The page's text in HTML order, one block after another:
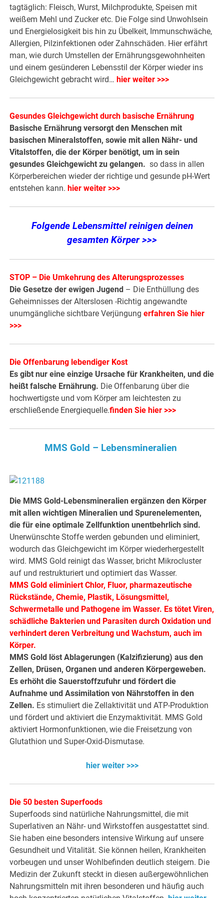
tagtäglich: Fleisch, Wurst, Milchprodukte, Speisen mit
weißem Mehl und Zucker etc. Die Folge sind Unwohlsein
und Energielosigkeit bis hin zu Übelkeit, Immunschwäche,
Allergien, Pilzinfektionen oder Zahnschäden. Hier erfährt
man, wie durch Umstellen der Ernährungsgewohnheiten
und einem gesünderen Lebensstil der Körper wieder ins
Gleichgewicht gebracht wird… hier weiter >>>
Gesundes Gleichgewicht durch basische Ernährung
Basische Ernährung versorgt den Menschen mit
basischen Mineralstoffen, sowie mit allen Nähr- und
Vitalstoffen, die der Körper benötigt, um in sein
gesundes Gleichgewicht zu gelangen. so dass in allen
Körperbereichen wieder der richtige und gesunde pH-Wert
entstehen kann.hier weiter >>>
Folgende Lebensmittel reinigen deinen
gesamten Körper >>>
STOP – Die Umkehrung des Alterungsprozesses
Die Gesetze der ewigen Jugend – Die Enthüllung des
Geheimnisses der Alterslosen -Richtig angewandte
unumgängliche sichtbare Verjüngungerfahren Sie hier
>>>
Die Offenbarung lebendiger Kost
Es gibt nur eine einzige Ursache für Krankheiten, und die
heißt falsche Ernährung. Die Offenbarung über die
hochwertigste und vom Körper am leichtesten zu
erschließende Energiequelle.finden Sie hier >>>
MMS Gold – Lebensmineralien
Die MMS Gold-Lebensmineralien ergänzen den Körper
mit allen wichtigen Mineralien und Spurenelementen,
die für eine optimale Zellfunktion unentbehrlich sind.
Unerwünschte Stoffe werden gebunden und eliminiert,
wodurch das Gleichgewicht im Körper wiederhergestellt
wird. MMS Gold reinigt das Wasser, bricht Mikrocluster
auf und restrukturiert und optimiert das Wasser.
MMS Gold eliminiert Chlor, Fluor, pharmazeutische
Rückstände, Chemie, Plastik, Lösungsmittel,
Schwermetalle und Pathogene im Wasser. Es tötet Viren,
schädliche Bakterien und Parasiten durch Oxidation und
verhindert deren Verbreitung und Wachstum, auch im
Körper.
MMS Gold löst Ablagerungen (Kalzifizierung) aus den
Zellen, Drüsen, Organen und anderen Körpergeweben.
Es erhöht die Sauerstoffzufuhr und fördert die
Aufnahme und Assimilation von Nährstoffen in den
Zellen. Es stimuliert die Zellaktivität und ATP-Produktion
und fördert und aktiviert die Enzymaktivität. MMS Gold
aktiviert Hormonfunktionen, wie die Freisetzung von
Glutathion und Super-Oxid-Dismutase.
hier weiter >>>
Die 50 besten Superfoods
Superfoods sind natürliche Nahrungsmittel, die mit
Superlativen an Nähr- und Wirkstoffen ausgestattet sind.
Sie haben eine besonders intensive Wirkung auf unsere
Gesundheit und Vitalität. Sie können heilen, Krankheiten
vorbeugen und unser Wohlbefinden deutlich steigern. Die
Medizin der Zukunft steckt in diesen außergewöhnlichen
Nahrungsmitteln mit ihren besonderen und häufig auch